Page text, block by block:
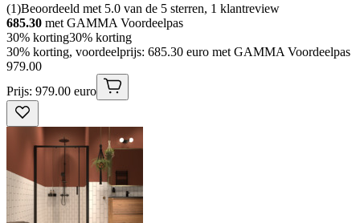
(1)Beoordeeld met 5.0 van de 5 sterren, 1 klantreview
685.30 met GAMMA Voordeelpas
30% korting30% korting
30% korting, voordeelprijs: 685.30 euro met GAMMA Voordeelpas
979.00
Prijs: 979.00 euro